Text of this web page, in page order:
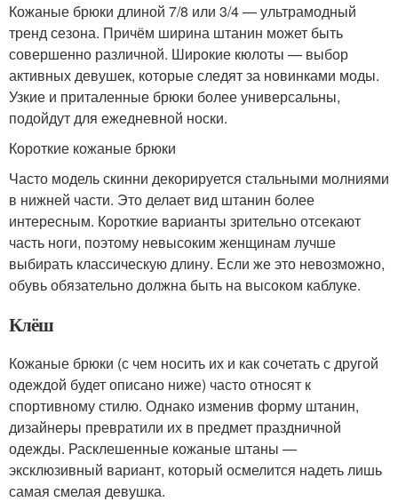
Кожаные брюки длиной 7/8 или 3/4 — ультрамодный
тренд сезона. Причём ширина штанин может быть
совершенно различной. Широкие кюлоты — выбор
активных девушек, которые следят за новинками моды.
Узкие и приталенные брюки более универсальны,
подойдут для ежедневной носки.
Короткие кожаные брюки
Часто модель скинни декорируется стальными молниями
в нижней части. Это делает вид штанин более
интересным. Короткие варианты зрительно отсекают
часть ноги, поэтому невысоким женщинам лучше
выбирать классическую длину. Если же это невозможно,
обувь обязательно должна быть на высоком каблуке.
Клёш
Кожаные брюки (с чем носить их и как сочетать с другой
одеждой будет описано ниже) часто относят к
спортивному стилю. Однако изменив форму штанин,
дизайнеры превратили их в предмет праздничной
одежды. Расклешенные кожаные штаны —
эксклюзивный вариант, который осмелится надеть лишь
самая смелая девушка.